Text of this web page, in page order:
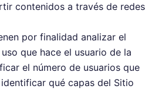
contenidos a través de redes
por finalidad analizar el
que hace el usuario de la
el número de usuarios que
qué capas del Sitio